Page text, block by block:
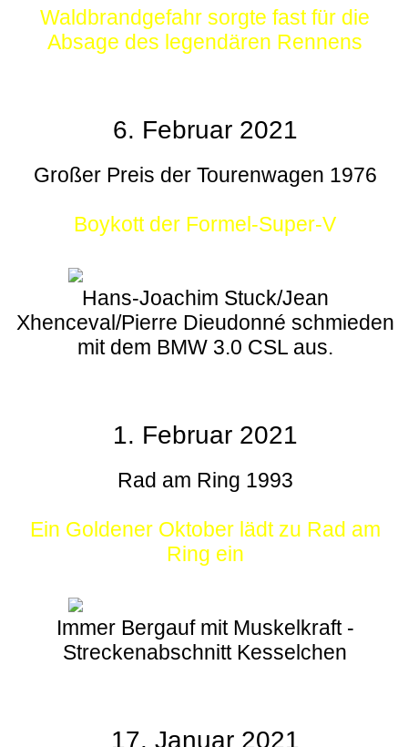
Waldbrandgefahr sorgte fast für die
Absage des legendären Rennens
6. Februar 2021
Großer Preis der Tourenwagen 1976
Boykott der Formel-Super-V
Hans-Joachim Stuck/Jean
Xhenceval/Pierre Dieudonné schmieden
mit dem BMW 3.0 CSL aus.
1. Februar 2021
Rad am Ring 1993
Ein Goldener Oktober lädt zu Rad am
Ring ein
Immer Bergauf mit Muskelkraft -
Streckenabschnitt Kesselchen
17. Januar 2021